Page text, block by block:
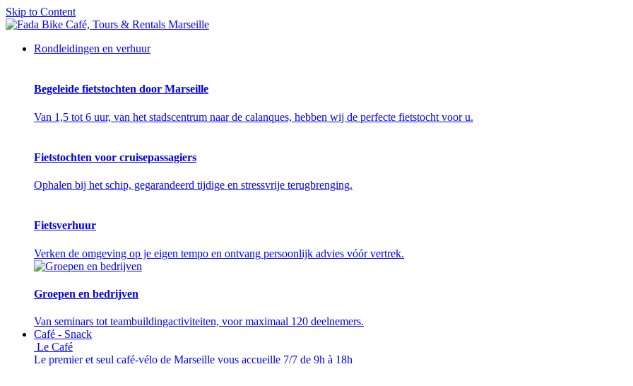
Skip to Content
Rondleidingen en verhuur
Begeleide fietstochten door Marseille
Van 1,5 tot 6 uur, van het stadscentrum naar de calanques, hebben wij de perfecte fietstocht voor u.
Fietstochten voor cruisepassagiers
Ophalen bij het schip, gegarandeerd tijdige en stressvrije terugbrenging.
Fietsverhuur
Verken de omgeving op je eigen tempo en ontvang persoonlijk advies vóór vertrek.
Groepen en bedrijven
Van seminars tot teambuildingactiviteiten, voor maximaal 120 deelnemers.
Café - Snack
Le Café
Le premier et seul café-vélo de Marseille vous accueille 7/7 de 9h à 18h